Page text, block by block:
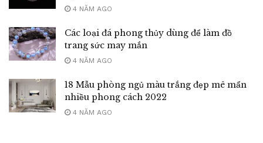
4 NĂM AGO
Các loại đá phong thủy dùng để làm đồ
trang sức may mắn
4 NĂM AGO
18 Mẫu phòng ngủ màu trắng đẹp mê mẩn
nhiều phong cách 2022
4 NĂM AGO